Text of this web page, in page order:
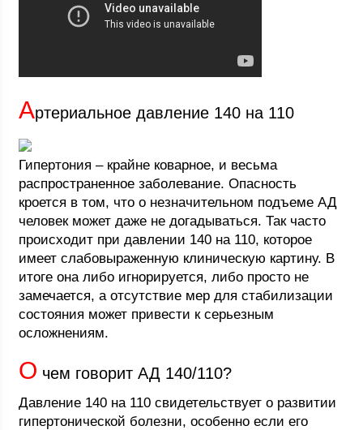
Артериальное давление 140 на 110
Гипертония – крайне коварное, и весьма
распространенное заболевание. Опасность
кроется в том, что о незначительном подъеме АД
человек может даже не догадываться. Так часто
происходит при давлении 140 на 110, которое
имеет слабовыраженную клиническую картину. В
итоге она либо игнорируется, либо просто не
замечается, а отсутствие мер для стабилизации
состояния может привести к серьезным
осложнениям.
О чем говорит АД 140/110?
Давление 140 на 110 свидетельствует о развитии
гипертонической болезни, особенно если его